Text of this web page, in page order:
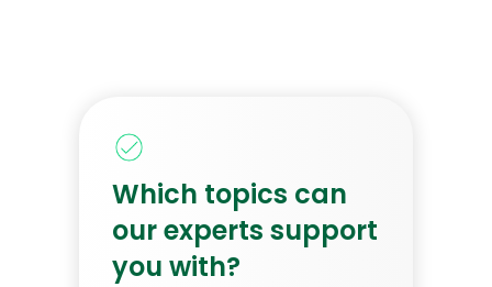
Which topics can
our experts support
you with?